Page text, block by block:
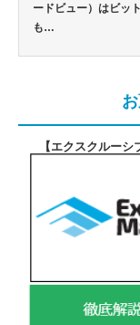
ードビュー）はビッ
も…
お
【エクスクルーシ